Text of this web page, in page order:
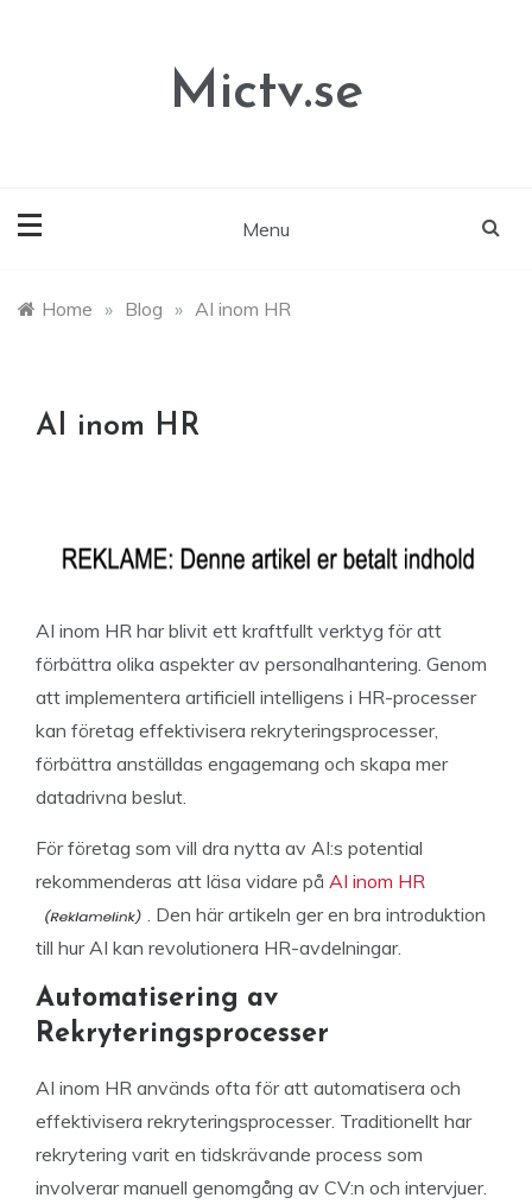
Mictv.se
Menu
Home » Blog » AI inom HR
AI inom HR
AI inom HR har blivit ett kraftfullt verktyg för att
förbättra olika aspekter av personalhantering. Genom
att implementera artificiell intelligens i HR-processer
kan företag effektivisera rekryteringsprocesser,
förbättra anställdas engagemang och skapa mer
datadrivna beslut.
För företag som vill dra nytta av AI:s potential
rekommenderas att läsa vidare på AI inom HR
. Den här artikeln ger en bra introduktion
till hur AI kan revolutionera HR-avdelningar.
Automatisering av
Rekryteringsprocesser
AI inom HR används ofta för att automatisera och
effektivisera rekryteringsprocesser. Traditionellt har
rekrytering varit en tidskrävande process som
involverar manuell genomgång av CV:n och intervjuer.